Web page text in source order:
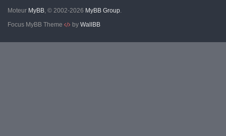
Moteur MyBB, © 2002-2026 MyBB Group.
Focus MyBB Theme
by WallBB